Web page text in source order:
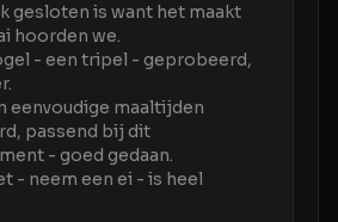
gesloten is want het maakt
hoorden we.
- een tripel - geprobeerd,
eenvoudige maaltijden
passend bij dit
- goed gedaan.
- neem een ei - is heel